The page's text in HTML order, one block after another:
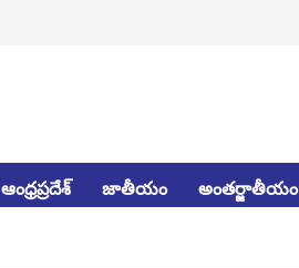
ఆంధ్రప్రదేశ్ జాతీయం అంతర్జాతీయం